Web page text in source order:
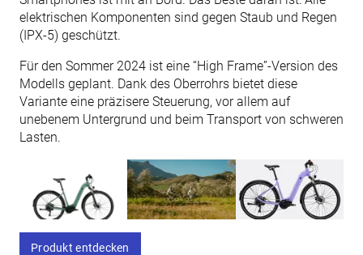
elektrischen Komponenten sind gegen Staub und Regen
(IPX-5) geschützt.
Für den Sommer 2024 ist eine “High Frame”-Version des
Modells geplant. Dank des Oberrohrs bietet diese
Variante eine präzisere Steuerung, vor allem auf
unebenem Untergrund und beim Transport von schweren
Lasten.
Produkt entdecken